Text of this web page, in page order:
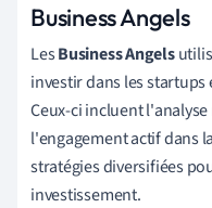
Business Angels
LesBusiness Angels
investir dans les startups
Ceux-ci incluent
l'engagement actif dans
stratégies diversifiées
investissement.